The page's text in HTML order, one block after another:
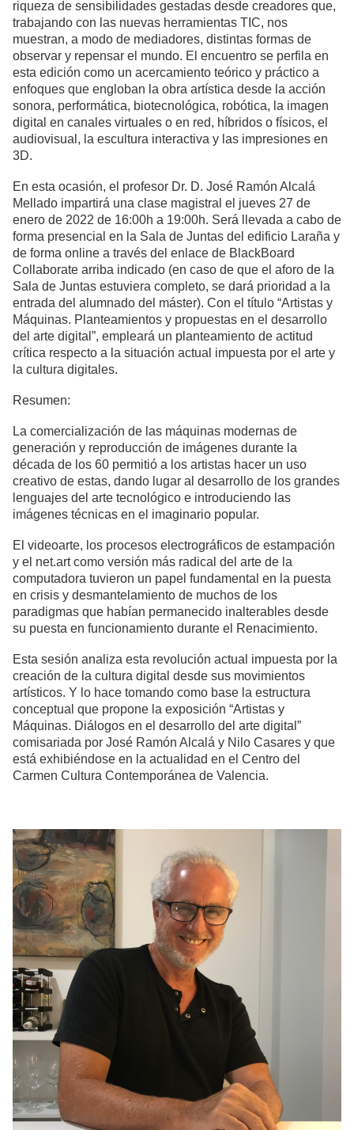
riqueza de sensibilidades gestadas desde creadores que,
trabajando con las nuevas herramientas TIC, nos
muestran, a modo de mediadores, distintas formas de
observar y repensar el mundo. El encuentro se perfila en
esta edición como un acercamiento teórico y práctico a
enfoques que engloban la obra artística desde la acción
sonora, performática, biotecnológica, robótica, la imagen
digital en canales virtuales o en red, híbridos o físicos, el
audiovisual, la escultura interactiva y las impresiones en
3D.
En esta ocasión, el profesor Dr. D. José Ramón Alcalá
Mellado impartirá una clase magistral el jueves 27 de
enero de 2022 de 16:00h a 19:00h. Será llevada a cabo de
forma presencial en la Sala de Juntas del edificio Laraña y
de forma online a través del enlace de BlackBoard
Collaborate arriba indicado (en caso de que el aforo de la
Sala de Juntas estuviera completo, se dará prioridad a la
entrada del alumnado del máster). Con el título “Artistas y
Máquinas. Planteamientos y propuestas en el desarrollo
del arte digital”, empleará un planteamiento de actitud
crítica respecto a la situación actual impuesta por el arte y
la cultura digitales.
Resumen:
La comercialización de las máquinas modernas de
generación y reproducción de imágenes durante la
década de los 60 permitió a los artistas hacer un uso
creativo de estas, dando lugar al desarrollo de los grandes
lenguajes del arte tecnológico e introduciendo las
imágenes técnicas en el imaginario popular.
El videoarte, los procesos electrográficos de estampación
y el net.art como versión más radical del arte de la
computadora tuvieron un papel fundamental en la puesta
en crisis y desmantelamiento de muchos de los
paradigmas que habían permanecido inalterables desde
su puesta en funcionamiento durante el Renacimiento.
Esta sesión analiza esta revolución actual impuesta por la
creación de la cultura digital desde sus movimientos
artísticos. Y lo hace tomando como base la estructura
conceptual que propone la exposición “Artistas y
Máquinas. Diálogos en el desarrollo del arte digital”
comisariada por José Ramón Alcalá y Nilo Casares y que
está exhibiéndose en la actualidad en el Centro del
Carmen Cultura Contemporánea de Valencia.